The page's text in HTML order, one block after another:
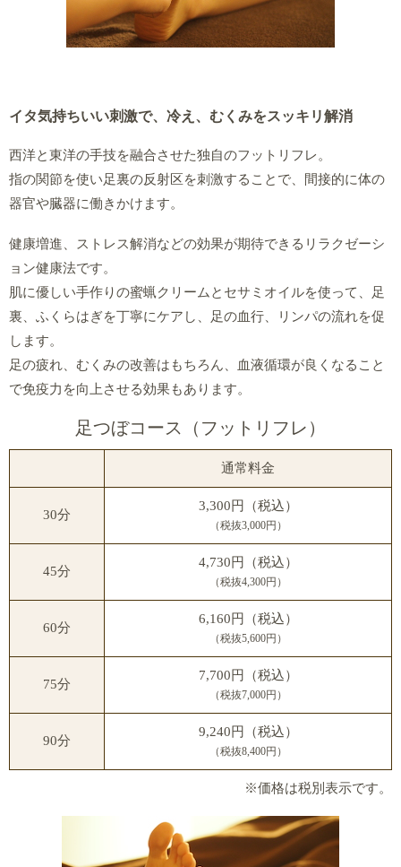
イタ気持ちいい刺激で、冷え、むくみをスッキリ解消
西洋と東洋の手技を融合させた独自のフットリフレ。
指の関節を使い足裏の反射区を刺激することで、間接的に体の
器官や臓器に働きかけます。
健康増進、ストレス解消などの効果が期待できるリラクゼーシ
ョン健康法です。
肌に優しい手作りの蜜蝋クリームとセサミオイルを使って、足
裏、ふくらはぎを丁寧にケアし、足の血行、リンパの流れを促
します。
足の疲れ、むくみの改善はもちろん、血液循環が良くなること
で免疫力を向上させる効果もあります。
足つぼコース（フットリフレ）
通常料金
30分
3,300円（税込）
（税抜3,000円）
45分
4,730円（税込）
（税抜4,300円）
60分
6,160円（税込）
（税抜5,600円）
75分
7,700円（税込）
（税抜7,000円）
90分
9,240円（税込）
（税抜8,400円）
※価格は税別表示です。